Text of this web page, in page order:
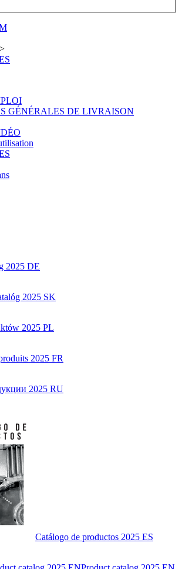
>
GÉNÉRALES DE LIVRAISON
2025 DE
2025 SK
2025 PL
2025 FR
2025 RU
Catálogo de productos 2025 ES